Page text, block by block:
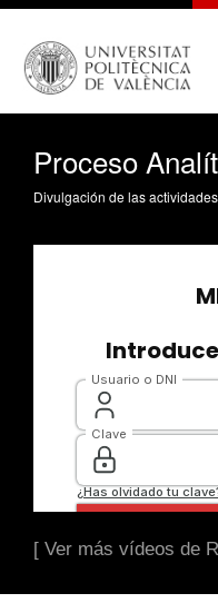
Proceso
[ Ver más vídeos de